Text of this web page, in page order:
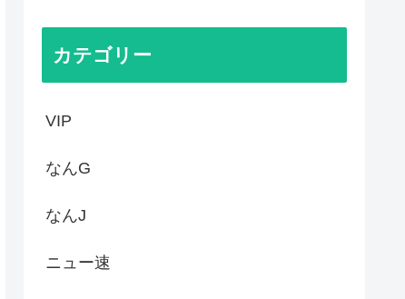
かった…」 日本を知ってしま...
カテゴリー
VIP
なんG
なんJ
ニュー速